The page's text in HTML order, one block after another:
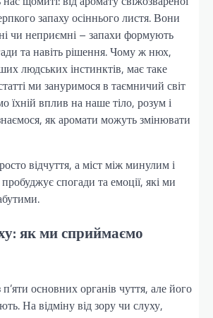
запаху осіннього листя. Вони
чи неприємні – запахи формують
та навіть рішення. Чому ж нюх,
людських інстинктів, має таке
ми зануримося в таємничий світ
їхній вплив на наше тіло, розум і
як аромати можуть змінювати
відчуття, а міст між минулим і
спогади та емоції, які ми
як ми сприймаємо
основних органів чуття, але його
На відміну від зору чи слуху,